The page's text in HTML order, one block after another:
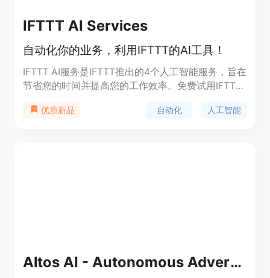
IFTTT AI Services
自动化你的业务，利用IFTTT的AI工具！
IFTTT AI服务是IFTTT推出的4个人工智能服务，旨在
节省您的时间并提高您的工作效率。免费试用IFTTT
子的短内容；AI Content Creator可以生成博客和大
优质新品 自动化 人工智能
Altos AI - Autonomous Advertising